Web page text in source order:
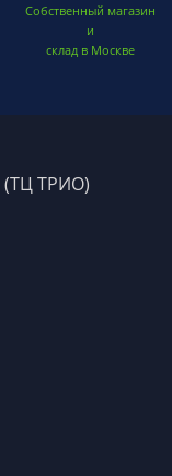
Собственный магазин
и
склад в Москве
(ТЦ ТРИО)